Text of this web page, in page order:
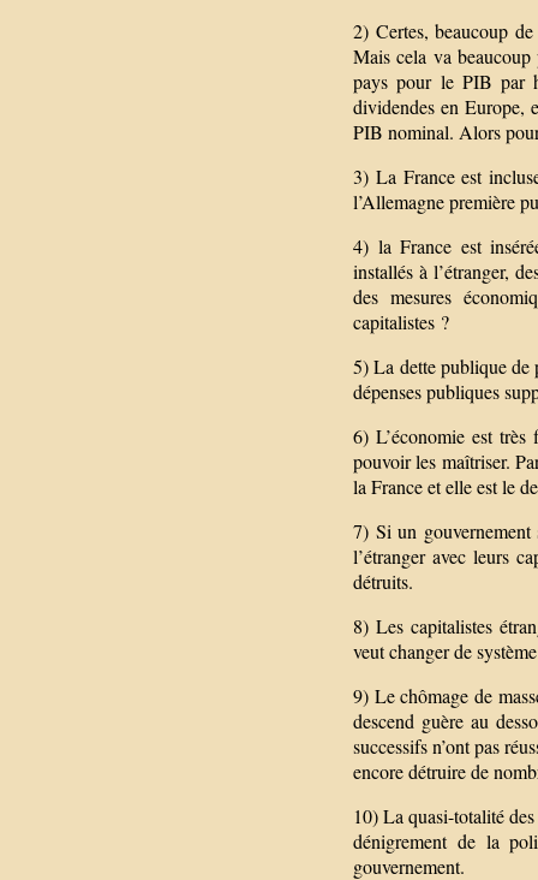
2) Certes, beaucoup
Mais cela va
pays pour le PIB par
dividendes en Europe,
PIB nominal. Alors
3) La France est
l’Allemagne première
4) la France est
installés à l’étranger,
des mesures
capitalistes ?
5) La dette publique de
dépenses publiques
6) L’économie est
pouvoir les maîtriser.
la France et elle est le
7) Si un gouvernement
l’étranger avec leurs
détruits.
8) Les capitalistes
veut changer de
9) Le chômage de
descend guère au
successifs n’ont pas
encore détruire de
10) La quasi-totalité
dénigrement de la
gouvernement.